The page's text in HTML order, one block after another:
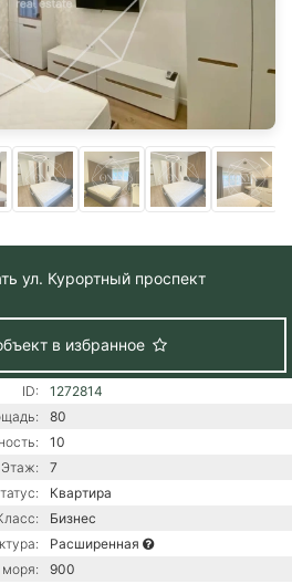
ул. Курортный проспект
в избранное
ID:
1272814
80
10
Этаж:
7
Квартира
Бизнес
Расширенная
моря:
900